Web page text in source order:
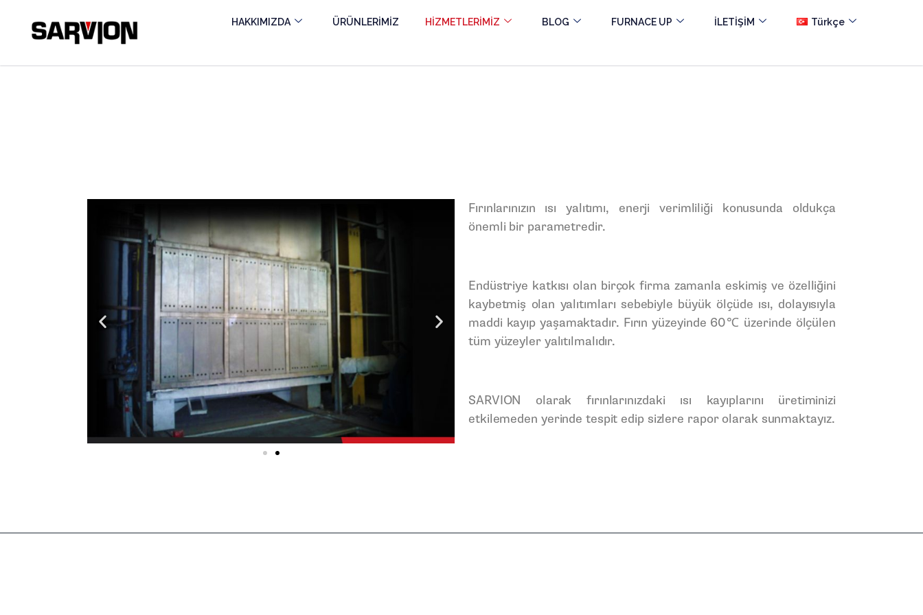
HAKKIMIZDA ÜRÜNLERİMİZ HİZMETLERİMİZ BLOG FURNACE UP İLETİŞİM Türkçe
Fırınlarınızın ısı yalıtımı, enerji verimliliği konusunda oldukça
önemli bir parametredir.
Endüstriye katkısı olan birçok firma zamanla eskimiş ve özelliğini
kaybetmiş olan yalıtımları sebebiyle büyük ölçüde ısı, dolayısıyla
maddi kayıp yaşamaktadır. Fırın yüzeyinde 60℃ üzerinde ölçülen
tüm yüzeyler yalıtılmalıdır.
SARVION olarak fırınlarınızdaki ısı kayıplarını üretiminizi
etkilemeden yerinde tespit edip sizlere rapor olarak sunmaktayız.